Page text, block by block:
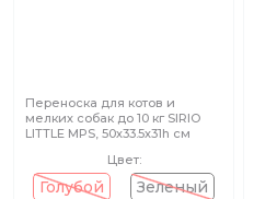
Переноска для котов и
мелких собак до 10 кг SIRIO
LITTLE MPS, 50х33.5х31h см
Цвет:
Голубой Зеленый